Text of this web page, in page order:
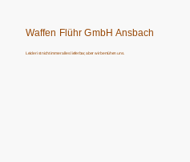
Waffen Flühr GmbH Ansbach
Leider ist nicht immer alles lieferbar, aber wir bemühen uns.